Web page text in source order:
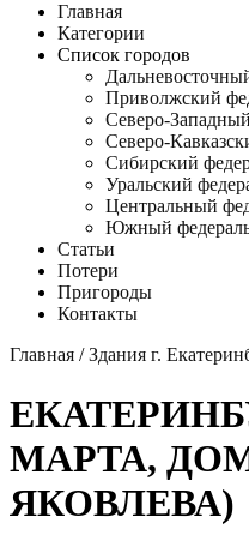
Главная
Категории
Список городов
Приволжский
Северо-
Северо-
Сибирский
Уральский
Центральный
Южный
Статьи
Потери
Пригороды
Контакты
Главная /Здания г.
МАРТА,
ЯКОВЛЕВА)